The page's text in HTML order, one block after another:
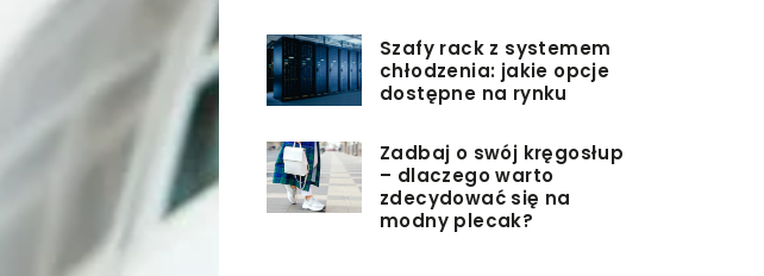
Szafy rack z systemem
chłodzenia: jakie opcje
dostępne na rynku
Zadbaj o swój kręgosłup
– dlaczego warto
zdecydować się na
modny plecak?